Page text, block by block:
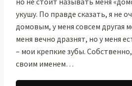
укушу. По правде сказать, я не
домовым, у меня совсем другая
меня вечно дразнят, но у меня
– мои крепкие зубы.
своим именем…